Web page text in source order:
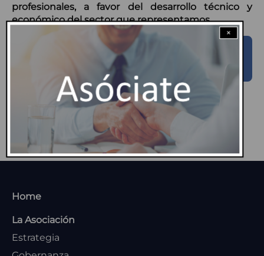
profesionales, a favor del desarrollo técnico y
económico del sector que representamos.
¡QUIERO FORMAR PARTE DE AQUA
×
MENU
FOOTER
Home
La Asociación
Estrategia